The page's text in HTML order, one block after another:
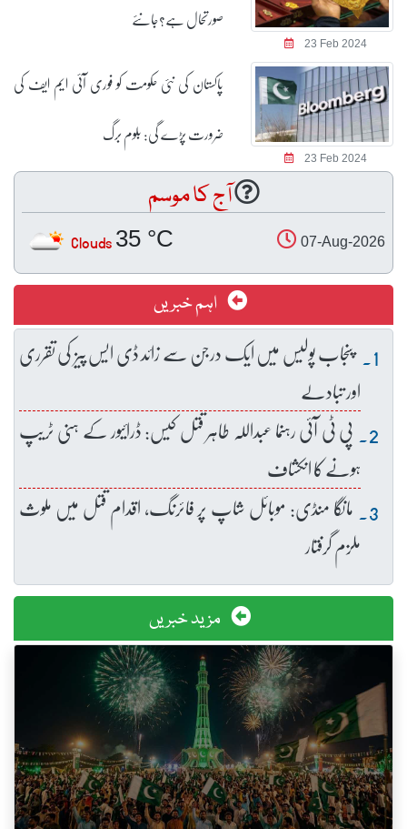
23 Feb 2024
صورتحال ہے؟جانئے
23 Feb 2024
پاکستان کی نئی حکومت کو فوری آئی ایم ایف کی
ضرورت پڑے گی: بلوم برگ
آج کا موسم
07-Aug-2026
35 °C
Clouds
اہم خبریں
پنجاب پولیس میں ایک درجن سے زائد ڈی ایس پیز کی تقرری
اور تبادلے
پی ٹی آئی رہنما عبداللہ طاہر قتل کیس: ڈرائیور کے ہنی ٹریپ
ہونے کا انکشاف
مانگا منڈی: موبائل شاپ پر فائرنگ، اقدام قتل میں ملوث
ملزم گرفتار
مزید خبریں